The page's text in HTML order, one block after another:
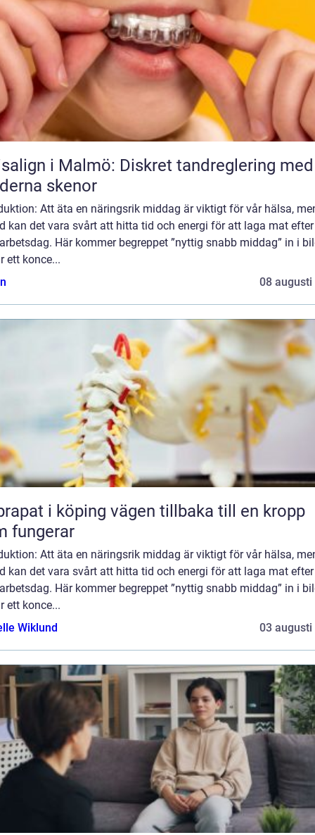
i Malmö: Diskret tandreglering med
skenor
Att äta en näringsrik middag är viktigt för vår hälsa,
kan det vara svårt att hitta tid och energi för att laga mat
Här kommer begreppet ”nyttig snabb middag” in i
ett konce...
08 augusti
köping vägen tillbaka till en kropp
fungerar
Att äta en näringsrik middag är viktigt för vår hälsa,
kan det vara svårt att hitta tid och energi för att laga mat
Här kommer begreppet ”nyttig snabb middag” in i
ett konce...
Wiklund
03 augusti